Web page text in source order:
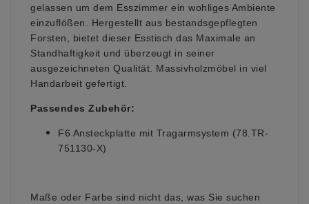
gelassen um dem Esszimmer ein wohliges Ambiente
einzuflößen. Hergestellt aus bestandsgepflegten
Forsten, bietet dieser Esstisch das Maximale an
Standhaftigkeit und überzeugt in seiner
ausgezeichneten Qualität. Massivholzmöbel in viel
Handarbeit gefertigt.
Passendes Zubehör:
F6 Ansteckplatte mit Tragarmsystem (78.TR-
751130-X)
Maße oder Farbe sind nicht das, was Sie suchen